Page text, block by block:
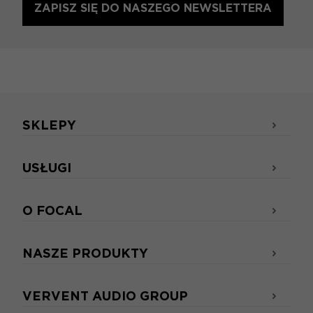
ZAPISZ SIĘ DO NASZEGO NEWSLETTERA
SKLEPY
USŁUGI
O FOCAL
NASZE PRODUKTY
VERVENT AUDIO GROUP